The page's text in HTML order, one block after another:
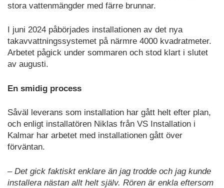
stora vattenmängder med färre brunnar.
I juni 2024 påbörjades installationen av det nya
takavvattningssystemet på närmre 4000 kvadratmeter.
Arbetet pågick under sommaren och stod klart i slutet
av augusti.
En smidig process
Såväl leverans som installation har gått helt efter plan,
och enligt installatören Niklas från VS Installation i
Kalmar har arbetet med installationen gått över
förväntan.
– Det gick faktiskt enklare än jag trodde och jag kunde
installera nästan allt helt själv. Rören är enkla eftersom